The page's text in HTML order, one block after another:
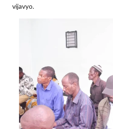
vijavyo.